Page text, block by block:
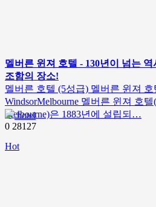
멜버른 윈져 호텔 - 130년이 넘는
조함의 장소!
멜버른 호텔 (5성급) 멜버른 윈져 호
WindsorMelbourne 멜버른 윈져 호텔
Melbourne)은 1883년에 설립되…
hotel
0 28127
Hot